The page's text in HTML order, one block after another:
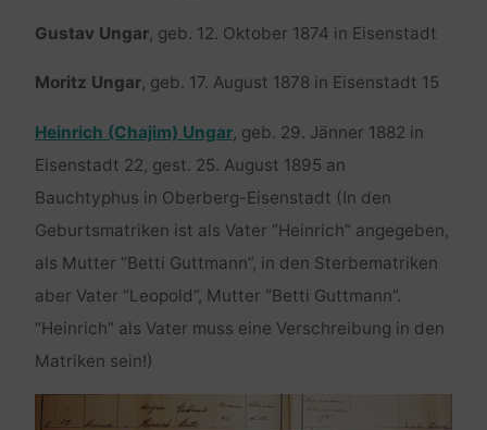
Gustav Ungar, geb. 12. Oktober 1874 in Eisenstadt
Moritz Ungar, geb. 17. August 1878 in Eisenstadt 15
Heinrich (Chajim) Ungar, geb. 29. Jänner 1882 in
Eisenstadt 22, gest. 25. August 1895 an
Bauchtyphus in Oberberg-Eisenstadt (In den
Geburtsmatriken ist als Vater “Heinrich” angegeben,
als Mutter “Betti Guttmann”, in den Sterbematriken
aber Vater “Leopold”, Mutter “Betti Guttmann”.
“Heinrich” als Vater muss eine Verschreibung in den
Matriken sein!)